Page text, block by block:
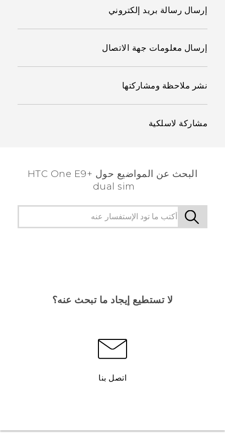
إرسال رسالة بريد إلكتروني
إرسال معلومات جهة الاتصال
نشر ملاحظة ومشاركتها
مشاركة لاسلكية
البحث عن المواضيع حول HTC One E9+
dual sim
لا تستطيع إيجاد ما تبحث عنه؟
اتصل بنا